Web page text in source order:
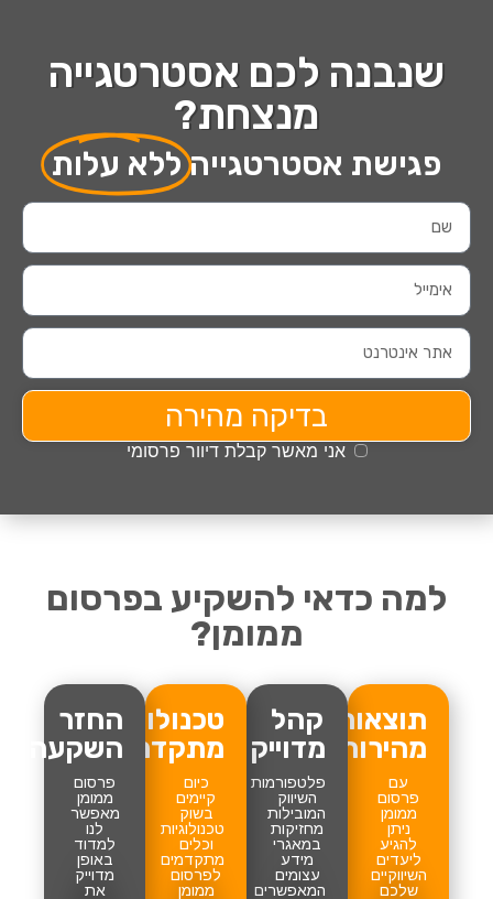
שנבנה לכם אסטרטגייה
מנצחת?
פגישת אסטרטגייהללא עלות
בדיקה מהירה
אני מאשר קבלת דיוור פרסומי
למה כדאי להשקיע בפרסום
ממומן?
תוצאות
מהירות
עם
פרסום
ממומן
ניתן
להגיע
ליעדים
השיווקיים
שלכם
קהל
מדוייק
פלטפורמות
השיווק
המובילות
מחזיקות
במאגרי
מידע
עצומים
המאפשרים
טכנולוגיות
מתקדמות
כיום
קיימים
בשוק
טכנולוגיות
וכלים
מתקדמים
לפרסום
ממומן
החזר
השקעה
פרסום
ממומן
מאפשר
לנו
למדוד
באופן
מדוייק
את